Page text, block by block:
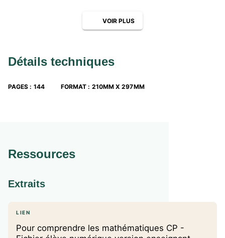
VOIR PLUS
Détails techniques
PAGES : 144 FORMAT : 210MM X 297MM
Ressources
Extraits
LIEN
Pour comprendre les mathématiques CP -